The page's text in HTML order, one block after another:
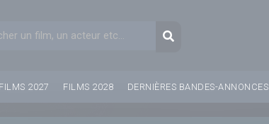
de rechercheRecherche
FILMS 2027 FILMS 2028 DERNIÈRES BANDES-ANNONCES